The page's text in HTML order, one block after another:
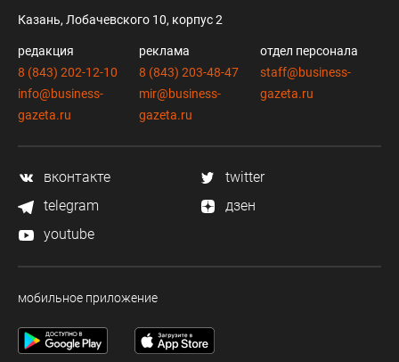
Казань, Лобачевского 10, корпус 2
редакция
8 (843) 202-12-10
info@business-
gazeta.ru
реклама
8 (843) 203-48-47
mir@business-
gazeta.ru
отдел персонала
staff@business-
gazeta.ru
вконтакте
twitter
telegram
дзен
youtube
мобильное приложение